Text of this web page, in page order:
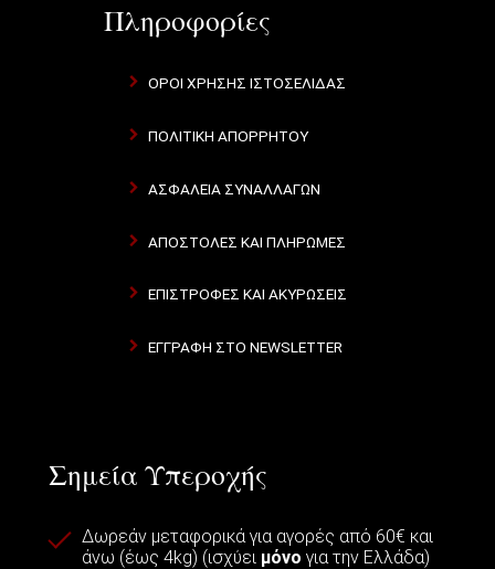
Πληροφορίες
ΌΡΟΙ ΧΡΉΣΗΣ ΙΣΤΟΣΕΛΊΔΑΣ
ΠΟΛΙΤΙΚΉ ΑΠΟΡΡΉΤΟΥ
ΑΣΦΆΛΕΙΑ ΣΥΝΑΛΛΑΓΏΝ
ΑΠΟΣΤΟΛΈΣ ΚΑΙ ΠΛΗΡΩΜΈΣ
ΕΠΙΣΤΡΟΦΈΣ ΚΑΙ ΑΚΥΡΏΣΕΙΣ
ΕΓΓΡΑΦΉ ΣΤΟ NEWSLETTER
Σημεία Υπεροχής
Δωρεάν μεταφορικά για αγορές από 60€ και
άνω (έως 4kg) (ισχύει μόνο για την Ελλάδα)